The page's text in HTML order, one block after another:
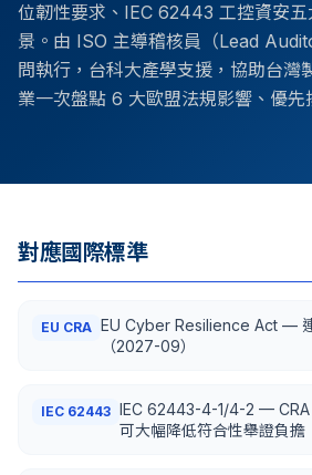
位韌性要求、IEC 62443 工控資安五
景。由 ISO 主導稽核員（Lead
問執行，台科大產學支援，協助台灣
業一次盤點 6 大歐盟法規影響、優先
對應國際標準
EU CRA EU Cyber Resilience Act —
（2027-09）
IEC 62443 IEC 62443-4-1/4-2 — CRA
可大幅降低符合性舉證負擔